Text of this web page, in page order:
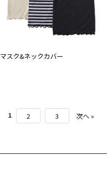
マスク&ネックカバー
1 2 3 次へ »